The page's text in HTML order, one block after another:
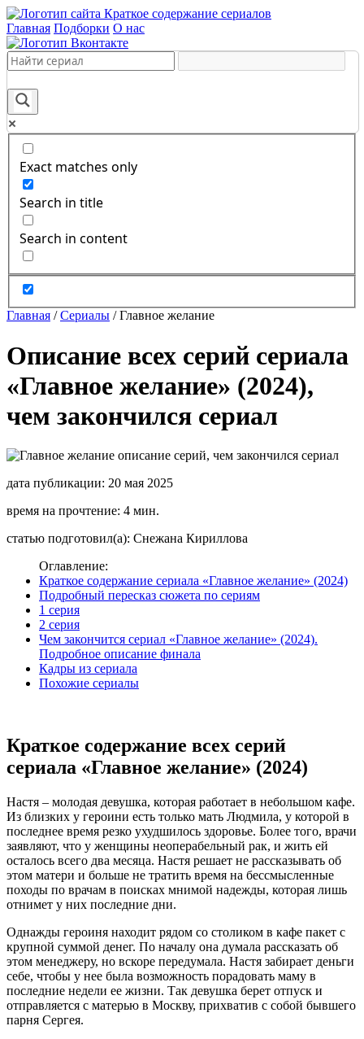
Краткое содержание сериалов
Главная Подборки О нас
Exact matches only
Search in title
Search in content
Главная /Сериалы /Главное желание
Описание всех серий сериала
«Главное желание» (2024),
чем закончился сериал
дата публикации: 20 мая 2025
время на прочтение: 4 мин.
статью подготовил(а): Снежана Кириллова
Оглавление:
Краткое содержание сериала «Главное желание» (2024)
Подробный пересказ сюжета по сериям
1 серия
2 серия
Чем закончится сериал «Главное желание» (2024).
Подробное описание финала
Кадры из сериала
Похожие сериалы
Краткое содержание всех серий
сериала «Главное желание» (2024)
Настя – молодая девушка, которая работает в небольшом кафе.
Из близких у героини есть только мать Людмила, у которой в
последнее время резко ухудшилось здоровье. Более того, врачи
заявляют, что у женщины неоперабельный рак, и жить ей
осталось всего два месяца. Настя решает не рассказывать об
этом матери и больше не тратить время на бессмысленные
походы по врачам в поисках мнимой надежды, которая лишь
отнимет у них последние дни.
Однажды героиня находит рядом со столиком в кафе пакет с
крупной суммой денег. По началу она думала рассказать об
этом менеджеру, но вскоре передумала. Настя забирает деньги
себе, чтобы у нее была возможность порадовать маму в
последние недели ее жизни. Так девушка берет отпуск и
отправляется с матерью в Москву, прихватив с собой бывшего
парня Сергея.